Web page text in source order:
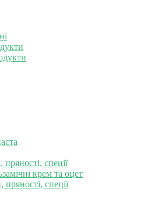
спеції
крем та оцет
спеції